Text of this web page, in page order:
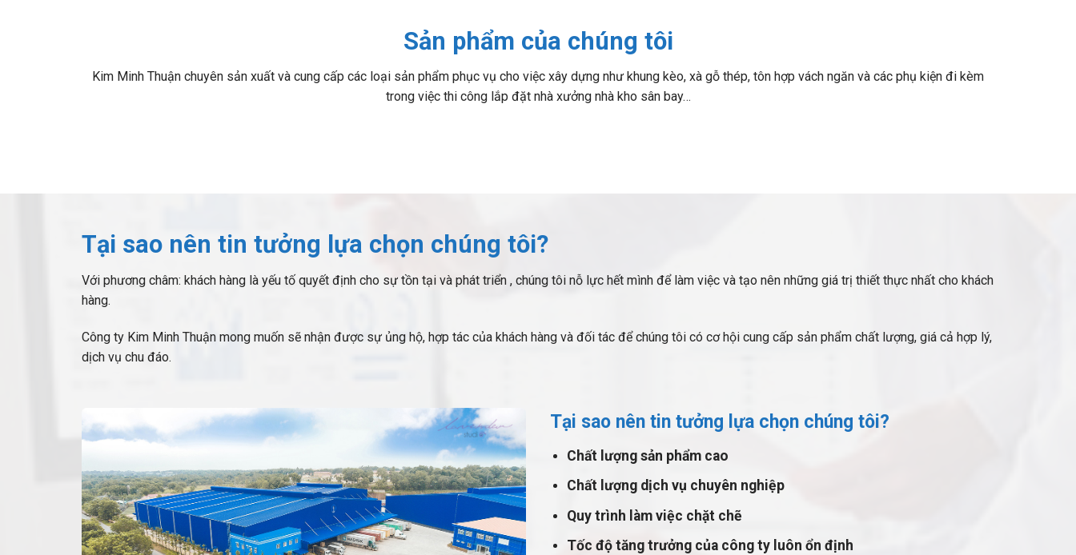
Sản phẩm của chúng tôi
Kim Minh Thuận chuyên sản xuất và cung cấp các loại sản phẩm phục vụ cho việc xây dựng như khung kèo, xà gỗ thép, tôn hợp vách ngăn và các phụ kiện đi kèm
trong việc thi công lắp đặt nhà xưởng nhà kho sân bay…
Tại sao nên tin tưởng lựa chọn chúng tôi?
Với phương châm: khách hàng là yếu tố quyết định cho sự tồn tại và phát triển , chúng tôi nỗ lực hết mình để làm việc và tạo nên những giá trị thiết thực nhất cho khách
hàng.
Công ty Kim Minh Thuận mong muốn sẽ nhận được sự ủng hộ, hợp tác của khách hàng và đối tác để chúng tôi có cơ hội cung cấp sản phẩm chất lượng, giá cả hợp lý,
dịch vụ chu đáo.
Tại sao nên tin tưởng lựa chọn chúng tôi?
Chất lượng sản phẩm cao
Chất lượng dịch vụ chuyên nghiệp
Quy trình làm việc chặt chẽ
Tốc độ tăng trưởng của công ty luôn ổn định